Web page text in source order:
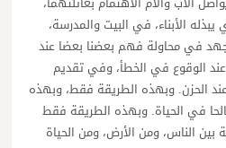
الأبناء، في البيت والمدرسة،
في محاولة فهم بعضنا بعضا عند
الوقوع في الخطأ، وفي تقديم
الحزن. وبهذه الطريقة فقط، وبهذه
في الحياة. وبهذه الطريقة فقط
بين الناس، ومن الأرض، ومن الحياة